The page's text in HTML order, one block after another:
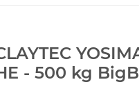
- 500 kg